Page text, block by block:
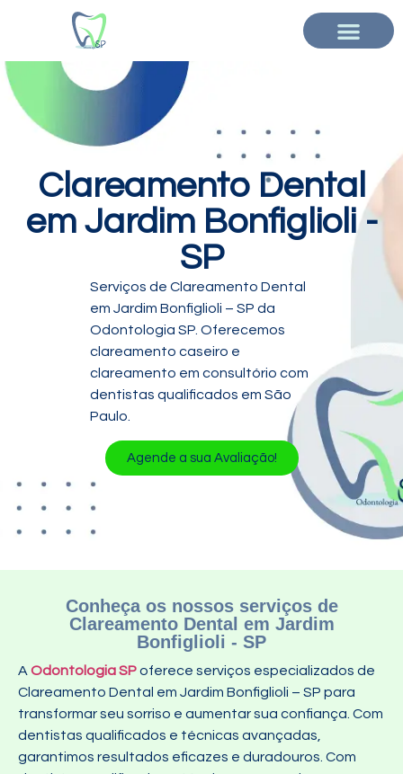
Clareamento Dental
em Jardim Bonfiglioli -
SP
Serviços de Clareamento Dental
em Jardim Bonfiglioli – SP da
Odontologia SP. Oferecemos
clareamento caseiro e
clareamento em consultório com
dentistas qualificados em São
Paulo.
Agende a sua Avaliação!
Conheça os nossos serviços de
Clareamento Dental em Jardim
Bonfiglioli - SP
A Odontologia SPoferece serviços especializados de
Clareamento Dental em Jardim Bonfiglioli – SP para
transformar seu sorriso e aumentar sua confiança. Com
dentistas qualificados e técnicas avançadas,
garantimos resultados eficazes e duradouros. Com